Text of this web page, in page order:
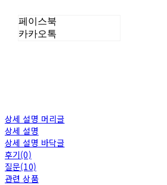
페이스북
카카오톡
상세 설명 머리글
상세 설명
상세 설명 바닥글
후기(0)
질문(10)
관련 상품